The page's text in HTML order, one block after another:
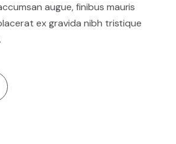
augue, finibus mauris
ex gravida nibh tristique